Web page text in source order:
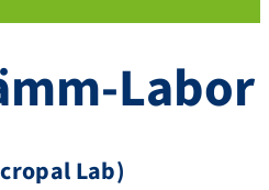
Labor
Lab)